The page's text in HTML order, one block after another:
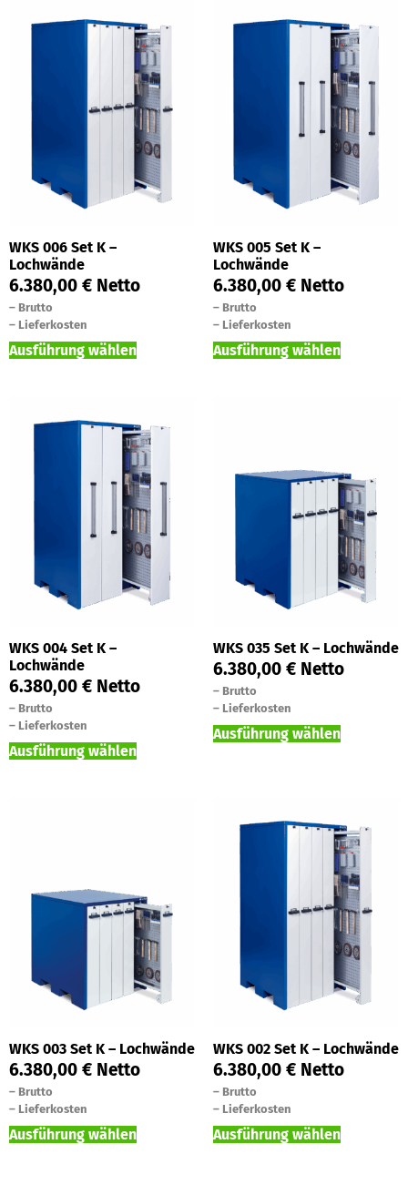
WKS 006 Set K –
Lochwände
6.380,00 € Netto
– Brutto
– Lieferkosten
Ausführung wählen
WKS 005 Set K –
Lochwände
6.380,00 € Netto
– Brutto
– Lieferkosten
Ausführung wählen
WKS 004 Set K –
Lochwände
6.380,00 € Netto
– Brutto
– Lieferkosten
Ausführung wählen
WKS 035 Set K – Lochwände
6.380,00 € Netto
– Brutto
– Lieferkosten
Ausführung wählen
WKS 003 Set K – Lochwände
6.380,00 € Netto
– Brutto
– Lieferkosten
Ausführung wählen
WKS 002 Set K – Lochwände
6.380,00 € Netto
– Brutto
– Lieferkosten
Ausführung wählen